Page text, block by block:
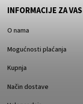
INFORMACIJE ZA VAS
O nama
Mogućnosti plaćanja
Kupnja
Način dostave